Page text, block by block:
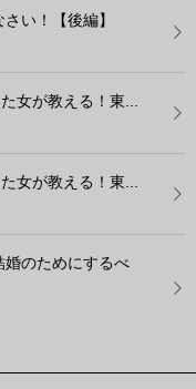
い！【後編】
女が教える！東...
女が教える！東...
婚のためにするべ